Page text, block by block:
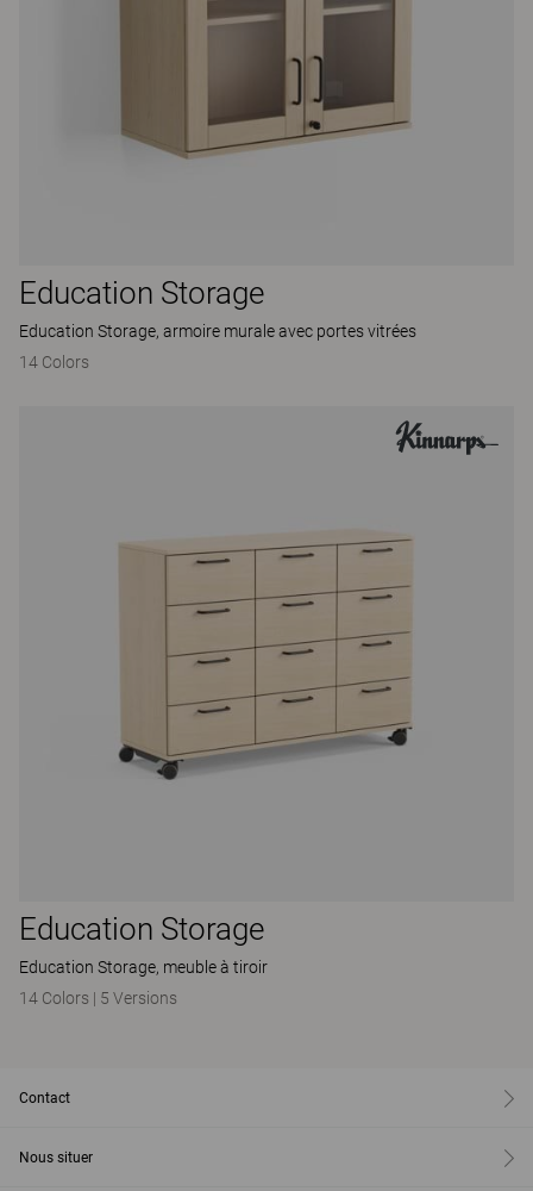
Education Storage
Education Storage, armoire murale avec portes vitrées
14 Colors
Education Storage
Education Storage, meuble à tiroir
14 Colors | 5 Versions
Contact
Nous situer